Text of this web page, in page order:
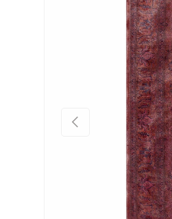
Önceki